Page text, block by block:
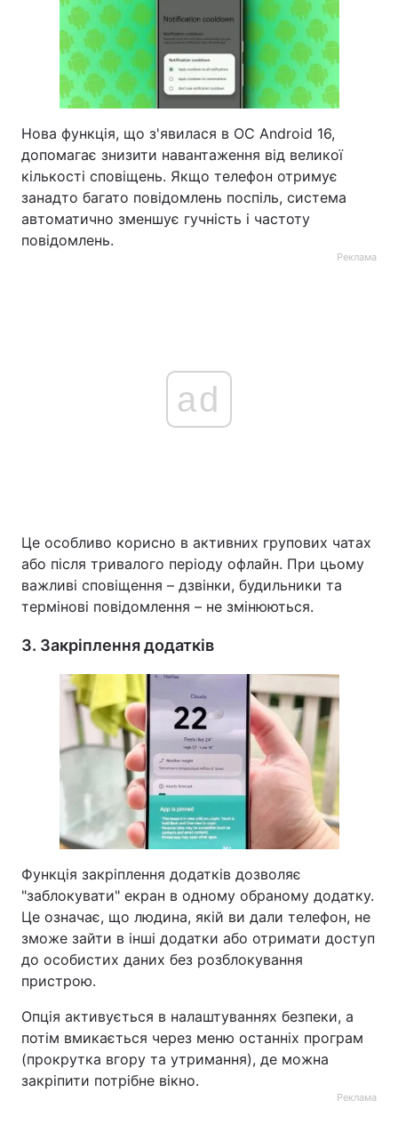
Нова функція, що з'явилася в ОС Android 16,
допомагає знизити навантаження від великої
кількості сповіщень. Якщо телефон отримує
занадто багато повідомлень поспіль, система
автоматично зменшує гучність і частоту
повідомлень.
Реклама
ad
Це особливо корисно в активних групових чатах
або після тривалого періоду офлайн. При цьому
важливі сповіщення – дзвінки, будильники та
термінові повідомлення – не змінюються.
3. Закріплення додатків
Функція закріплення додатків дозволяє
"заблокувати" екран в одному обраному додатку.
Це означає, що людина, якій ви дали телефон, не
зможе зайти в інші додатки або отримати доступ
до особистих даних без розблокування
пристрою.
Опція активується в налаштуваннях безпеки, а
потім вмикається через меню останніх програм
(прокрутка вгору та утримання), де можна
закріпити потрібне вікно.
Реклама